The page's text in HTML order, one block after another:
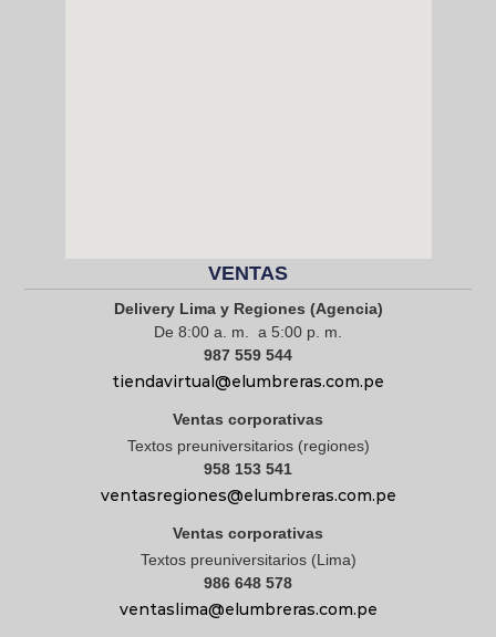
VENTAS
Delivery Lima y Regiones (Agencia)
De 8:00 a. m. a 5:00 p. m.
987 559 544
tiendavirtual@elumbreras.com.pe
Ventas corporativas
Textos preuniversitarios (regiones)
958 153 541
ventasregiones@elumbreras.com.pe
Ventas corporativas
Textos preuniversitarios (Lima)
986 648 578
ventaslima@elumbreras.com.pe